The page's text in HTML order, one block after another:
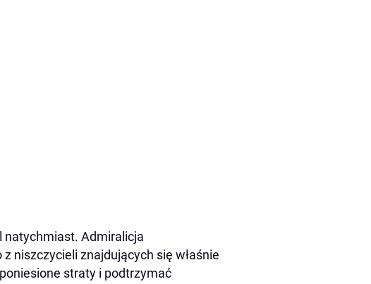
natychmiast. Admiralicja
niszczycieli znajdujących się właśnie
straty i podtrzymać